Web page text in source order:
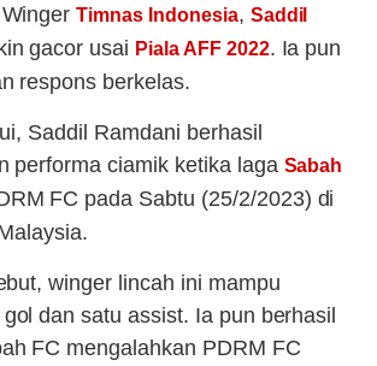
WingerTimnas Indonesia, Saddil
gacor usai Piala AFF 2022. Ia pun
respons berkelas.
Saddil Ramdani berhasil
performa ciamik ketika laga Sabah
FC pada Sabtu (25/2/2023) di
winger lincah ini mampu
dan satu assist. Ia pun berhasil
FC mengalahkan PDRM FC